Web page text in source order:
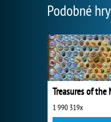
Podobné hry
1 990 319x